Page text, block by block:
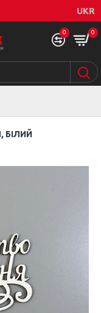
UKR
0 0
БІЛИЙ